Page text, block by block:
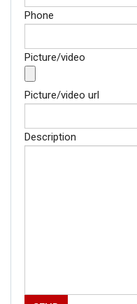
Phone
Picture/video
Picture/video url
Description